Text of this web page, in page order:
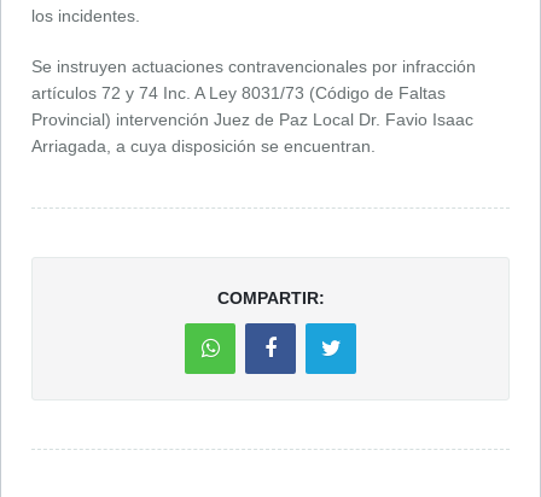
los incidentes.
Se instruyen actuaciones contravencionales por infracción
artículos 72 y 74 Inc. A Ley 8031/73 (Código de Faltas
Provincial) intervención Juez de Paz Local Dr. Favio Isaac
Arriagada, a cuya disposición se encuentran.
COMPARTIR: